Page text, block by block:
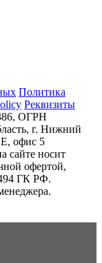
Политика
Реквизиты
ОГРН
г. Нижний
офис 5
сайте носит
офертой,
ГК РФ.